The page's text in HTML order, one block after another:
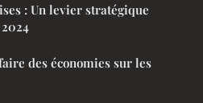
: Un levier stratégique
des économies sur les